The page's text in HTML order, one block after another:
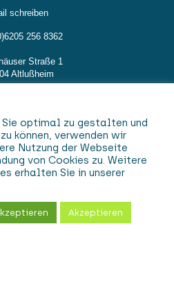
schreiben
256 8362
Straße 1
Altlußheim
AGB
Sie optimal zu gestalten und
können, verwenden wir
Nutzung der Webseite
von Cookies zu. Weitere
erhalten Sie in unserer
Akzeptieren